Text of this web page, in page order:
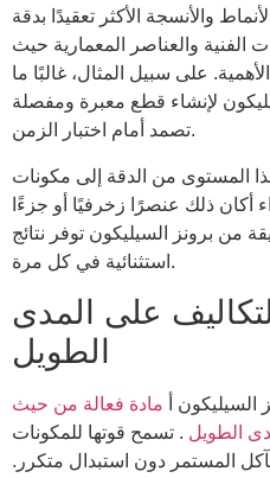
والأنسجة الأكثر تعقيدًا بدقة
الفنية والعناصر المعمارية حيث
على سبيل المثال، غالبًا ما
لإنشاء قطع معبرة ومفصلة
تصمد أمام اختبار الزمن.
المستوى من الدقة إلى مكونات
أكان ذلك عنصرًا زخرفيًا أو جزءًا
من برونز السيليكون توفر نتائج
استثنائية في كل مرة.
على المدى
الطويل
السيليكون أ مادة فعالة من حيث
الطويل . تسمح قوتها للمكونات
المستمر دون استبدال متكرر.